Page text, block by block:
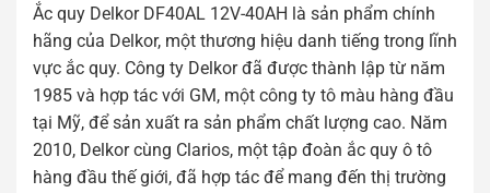
Ắc quy Delkor DF40AL 12V-40AH là sản phẩm chính
hãng của Delkor, một thương hiệu danh tiếng trong lĩnh
vực ắc quy. Công ty Delkor đã được thành lập từ năm
1985 và hợp tác với GM, một công ty tô màu hàng đầu
tại Mỹ, để sản xuất ra sản phẩm chất lượng cao. Năm
2010, Delkor cùng Clarios, một tập đoàn ắc quy ô tô
hàng đầu thế giới, đã hợp tác để mang đến thị trường